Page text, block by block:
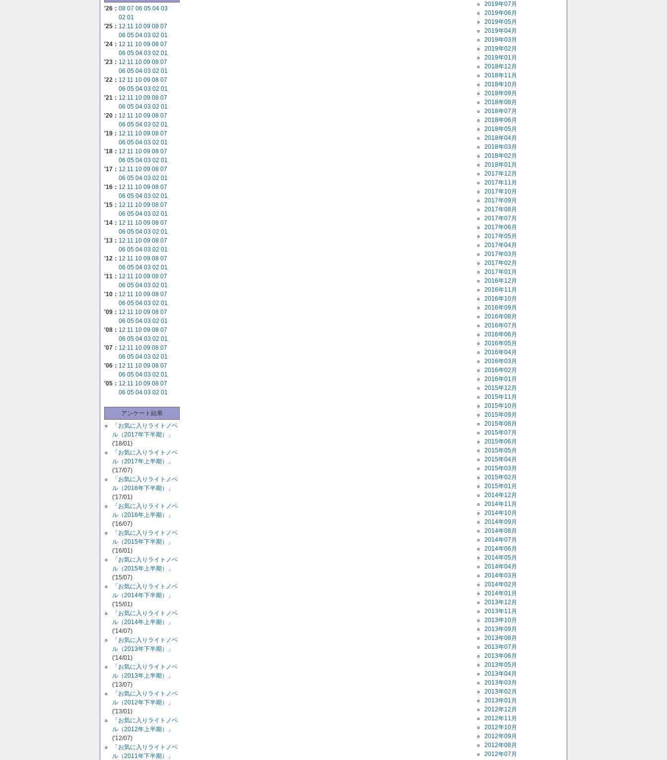
'26： 08 07 06 05 04 03
02 01
'25： 12 11 10 09 08 07
06 05 04 03 02 01
'24： 12 11 10 09 08 07
06 05 04 03 02 01
'23： 12 11 10 09 08 07
06 05 04 03 02 01
'22： 12 11 10 09 08 07
06 05 04 03 02 01
'21： 12 11 10 09 08 07
06 05 04 03 02 01
'20： 12 11 10 09 08 07
06 05 04 03 02 01
'19： 12 11 10 09 08 07
06 05 04 03 02 01
'18： 12 11 10 09 08 07
06 05 04 03 02 01
'17： 12 11 10 09 08 07
06 05 04 03 02 01
'16： 12 11 10 09 08 07
06 05 04 03 02 01
'15： 12 11 10 09 08 07
06 05 04 03 02 01
'14： 12 11 10 09 08 07
06 05 04 03 02 01
'13： 12 11 10 09 08 07
06 05 04 03 02 01
'12： 12 11 10 09 08 07
06 05 04 03 02 01
'11： 12 11 10 09 08 07
06 05 04 03 02 01
'10： 12 11 10 09 08 07
06 05 04 03 02 01
'09： 12 11 10 09 08 07
06 05 04 03 02 01
'08： 12 11 10 09 08 07
06 05 04 03 02 01
'07： 12 11 10 09 08 07
06 05 04 03 02 01
'06： 12 11 10 09 08 07
06 05 04 03 02 01
'05： 12 11 10 09 08 07
06 05 04 03 02 01
アンケート結果
「お気に入りライトノベ
ル（2017年下半期）」
('18/01)
「お気に入りライトノベ
ル（2017年上半期）」
('17/07)
「お気に入りライトノベ
ル（2016年下半期）」
('17/01)
「お気に入りライトノベ
ル（2016年上半期）」
('16/07)
「お気に入りライトノベ
ル（2015年下半期）」
('16/01)
「お気に入りライトノベ
ル（2015年上半期）」
('15/07)
「お気に入りライトノベ
ル（2014年下半期）」
('15/01)
「お気に入りライトノベ
ル（2014年上半期）」
('14/07)
「お気に入りライトノベ
ル（2013年下半期）」
('14/01)
「お気に入りライトノベ
ル（2013年上半期）」
('13/07)
「お気に入りライトノベ
ル（2012年下半期）」
('13/01)
「お気に入りライトノベ
ル（2012年上半期）」
('12/07)
「お気に入りライトノベ
ル（2011年下半期）」
2019年07月
2019年06月
2019年05月
2019年04月
2019年03月
2019年02月
2019年01月
2018年12月
2018年11月
2018年10月
2018年09月
2018年08月
2018年07月
2018年06月
2018年05月
2018年04月
2018年03月
2018年02月
2018年01月
2017年12月
2017年11月
2017年10月
2017年09月
2017年08月
2017年07月
2017年06月
2017年05月
2017年04月
2017年03月
2017年02月
2017年01月
2016年12月
2016年11月
2016年10月
2016年09月
2016年08月
2016年07月
2016年06月
2016年05月
2016年04月
2016年03月
2016年02月
2016年01月
2015年12月
2015年11月
2015年10月
2015年09月
2015年08月
2015年07月
2015年06月
2015年05月
2015年04月
2015年03月
2015年02月
2015年01月
2014年12月
2014年11月
2014年10月
2014年09月
2014年08月
2014年07月
2014年06月
2014年05月
2014年04月
2014年03月
2014年02月
2014年01月
2013年12月
2013年11月
2013年10月
2013年09月
2013年08月
2013年07月
2013年06月
2013年05月
2013年04月
2013年03月
2013年02月
2013年01月
2012年12月
2012年11月
2012年10月
2012年09月
2012年08月
2012年07月